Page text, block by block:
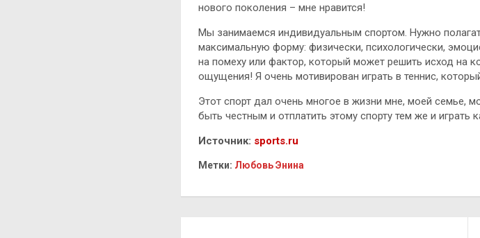
нового поколения – мне нравится!
Мы занимаемся индивидуальным спортом. Нужно
максимальную форму: физически, психологически,
на помеху или фактор, который может решить исход на
ощущения! Я очень мотивирован играть в теннис,
Этот спорт дал очень многое в жизни мне, моей семье,
быть честным и отплатить этому спорту тем же и играть
Источник: sports.ru
Метки: Любовь Энина